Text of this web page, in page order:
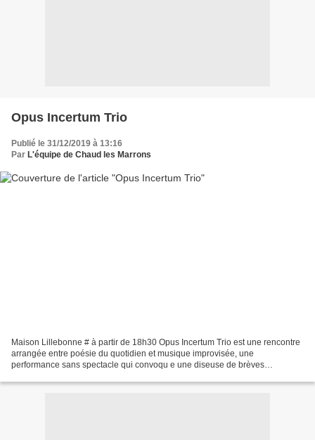
Opus Incertum Trio
Publié le 31/12/2019 à 13:16
Par L'équipe de Chaud les Marrons
Maison Lillebonne # à partir de 18h30 Opus Incertum Trio est une rencontre
arrangée entre poésie du quotidien et musique improvisée, une
performance sans spectacle qui convoqu e une diseuse de brèves